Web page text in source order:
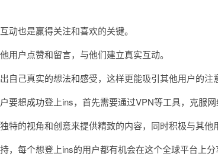
也是赢得关注和喜欢的关键。
户点赞和留言，与他们建立真实互动。
己真实的想法和感受，这样更能吸引其他用户的注
想成功登上ins，首先需要通过VPN等工具，克服网
的视角和创意来提供精致的内容，同时积极与其他
每个想登上ins的用户都有机会在这个全球平台上分